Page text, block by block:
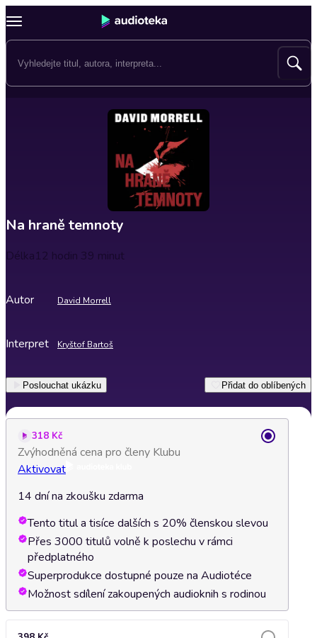
Na hraně temnoty
Délka12 hodin 39 minut
Autor David Morrell
Interpret Kryštof Bartoš
Poslouchat ukázku Přidat do oblíbených
318 Kč
Zvýhodněná cena pro členy Klubu
Aktivovat
14 dní na zkoušku zdarma
Tento titul a tisíce dalších s 20% členskou slevou
Přes 3000 titulů volně k poslechu v rámci
předplatného
Superprodukce dostupné pouze na Audiotéce
Možnost sdílení zakoupených audioknih s rodinou